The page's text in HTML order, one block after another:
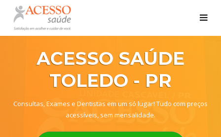
ACESSO SAÚDE
TOLEDO - PR
Consultas, Exames e Dentistas em um só lugar! Tudo com preços
acessíveis, sem mensalidade.